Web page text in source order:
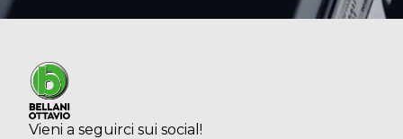
Vieni a seguirci sui social!